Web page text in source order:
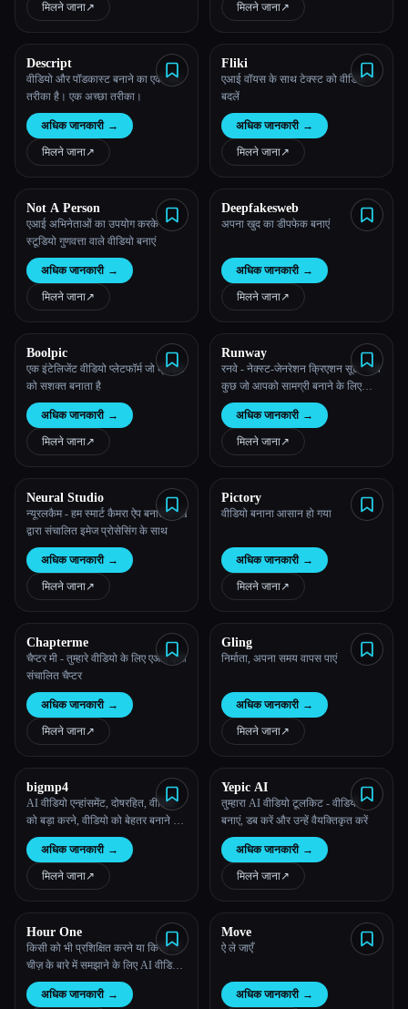
मिलने जाना↗︎ मिलने जाना↗︎
Descript
वीडियो और पॉडकास्ट बनाने का एक नया
तरीका है। एक अच्छा तरीका।
अधिक जानकारी →
मिलने जाना↗︎
Fliki
एआई वॉयस के साथ टेक्स्ट को वीडियो में
बदलें
अधिक जानकारी →
मिलने जाना↗︎
Not A Person
एआई अभिनेताओं का उपयोग करके
स्टूडियो गुणवत्ता वाले वीडियो बनाएं
अधिक जानकारी →
मिलने जाना↗︎
Deepfakesweb
अपना खुद का डीपफेक बनाएं
अधिक जानकारी →
मिलने जाना↗︎
Boolpic
एक इंटेलिजेंट वीडियो प्लेटफॉर्म जो ब्रांड्स
को सशक्त बनाता है
अधिक जानकारी →
मिलने जाना↗︎
Runway
रनवे - नेक्स्ट-जेनरेशन क्रिएशन सूट - सब
कुछ जो आपको सामग्री बनाने के लिए
चाहिए, तेज़।
अधिक जानकारी →
मिलने जाना↗︎
Neural Studio
न्यूरलकैम - हम स्मार्ट कैमरा ऐप बनाते हैं AI
द्वारा संचालित इमेज प्रोसेसिंग के साथ
अधिक जानकारी →
मिलने जाना↗︎
Pictory
वीडियो बनाना आसान हो गया
अधिक जानकारी →
मिलने जाना↗︎
Chapterme
चैप्टर मी - तुम्हारे वीडियो के लिए एआई द्वारा
संचालित चैप्टर
अधिक जानकारी →
मिलने जाना↗︎
Gling
निर्माता, अपना समय वापस पाएं
अधिक जानकारी →
मिलने जाना↗︎
bigmp4
AI वीडियो एन्हांसमेंट, दोषरहित, वीडियो
को बड़ा करने, वीडियो को बेहतर बनाने के
लिए 2023 अत्याधुनिक AI मॉडल का
उपयोग करना
अधिक जानकारी →
मिलने जाना↗︎
Yepic AI
तुम्हारा AI वीडियो टूलकिट - वीडियो
बनाएं, डब करें और उन्हें वैयक्तिकृत करें
अधिक जानकारी →
मिलने जाना↗︎
Hour One
किसी को भी प्रशिक्षित करने या किसी भी
चीज़ के बारे में समझाने के लिए AI वीडियो
बनाओ - पहला घंटा
अधिक जानकारी →
Move
ऐ ले जाएँ
अधिक जानकारी →